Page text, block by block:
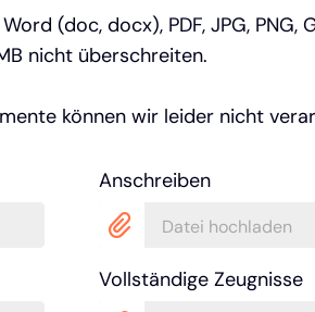
(doc, docx), PDF, JPG, PNG,
nicht überschreiten.
können wir leider nicht
Anschreiben
Datei hochladen
Vollständige Zeugnisse